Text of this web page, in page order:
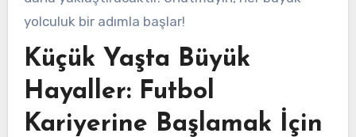
yolculuk bir adımla başlar!
Küçük Yaşta Büyük
Hayaller: Futbol
Kariyerine Başlamak İçin